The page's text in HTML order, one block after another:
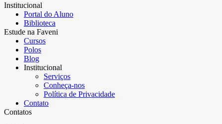
Institucional
Portal do Aluno
Biblioteca
Estude na Faveni
Cursos
Polos
Blog
Institucional
Serviços
Conheça-nos
Política de Privacidade
Contato
Contatos